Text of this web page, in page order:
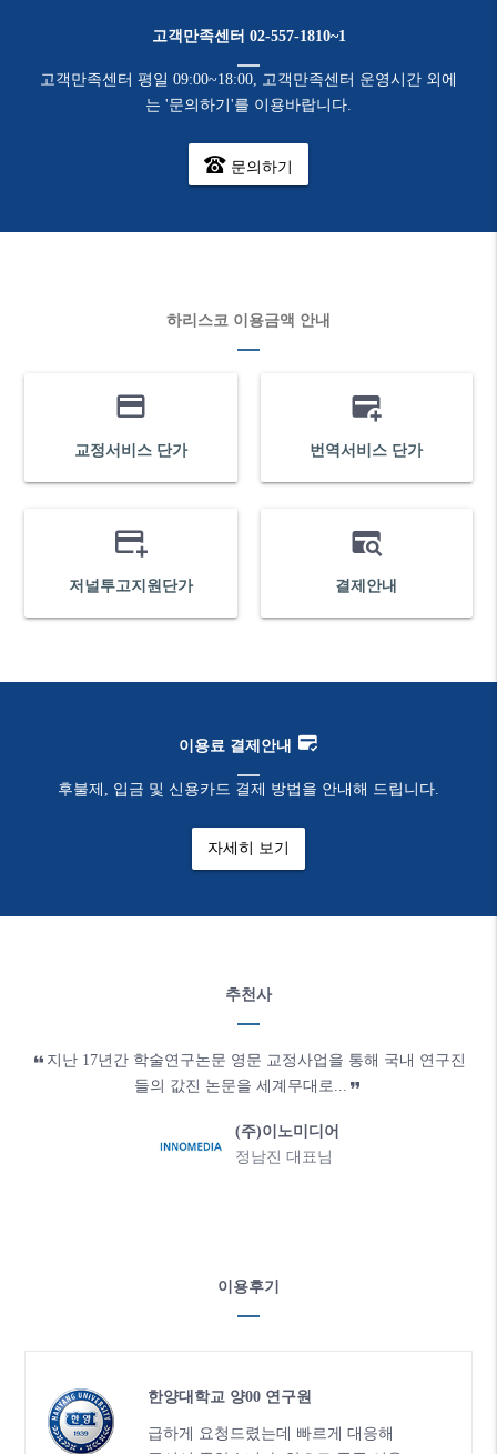
고객만족센터 02-557-1810~1
고객만족센터 평일 09:00~18:00, 고객만족센터 운영시간 외에
는 '문의하기'를 이용바랍니다.
문의하기
하리스코 이용금액 안내
교정서비스 단가 번역서비스 단가
저널투고지원단가 결제안내
이용료 결제안내
후불제, 입금 및 신용카드 결제 방법을 안내해 드립니다.
자세히 보기
추천사
한국외국어대학교
김태영 교수님
지난 17년간 학술연구논문 영문 교정사업을 통해 국내 연구진
들의 값진 논문을 세계무대로...
(주)이노미디어
정남진 대표님
고려대학교
안남일 교수님
이용후기
한서대학교 김 00 교수님
항상 친절하게 응답해 주셔서 감사합
한양대학교 양00 연구원
급하게 요청드렸는데 빠르게 대응해
성균관대학교 주00 교수님
꼼꼼하게 봐 주셔서 감사합니다. 다음
이화여대 박00 교수님
며칠전에 논문 게재 승인을 받았습니
순천향대학교 노00 교수님
훌륭하게 교정해 주셔서 진심으로 감
공주대학교 김00 교수님
논문 필자의 문체를 존중해 주시고, 꼼
서울대학교 박00 교수님
그동안 논문을 제출하면서 교정 의뢰
한국외국어대학교 김00 교수님
수준도 높고, 또 정성스런 교정 서비스
충북대학교 허00 교수님
친절하게 응대해 주시고, 또 사후관리
광운대학교 김00 교수님
논문내용을 정확히 이해하고 표현도
서울대학교 송00 교수님
교정자와 너무 잘맞고 다른교수님들
성균관대학교 이00 교수님
문법뿐아니라 문장 전체를 잘 고쳐주
이화여자대학교 정00 교수님
이번에 저희 논문을 에디팅 해주셨던
서강대학교 조00 교수님
만족합니다.9 out of 10점입니다.다음
한국과학기술연구원 한00 교수님
이번에도 지난 번에도 교정을 잘 해주
이화여자대학교 조00 교수님
아주 만족스럽습니다. 특히 개선을 위
성균관대학교 김00 교수님
교정에 도움을 받고 많이 배웠습니다
전북대학교 박00 교수님
공저자인 미국인 교수님 두 분께서 보
고려대학교 도00 교수님
빡빡한 일정에도, 꼼꼼하게 기일에 맞
경남과학기술대학교 배00 교수님
교정 잘해줘서 결과도 좋았고 앞으로
한국외국어대학교 하00 교수님
잘맞은 교정자와 만나 논문이 한층 업
중앙대학교 백00 교수님
교정해 주신 저희 논문에 대한 제 만족
이화여자대학교 김00 교수님
진행해주신 교정분에 대해서는 크게
고려대의과대학교 이00 교수님
교정은 전반적으로 좋았고 전체적인
성균관대학교 채00 교수님
전공에 맞게 배정되어 그런지 아주 만
전북대학교 장00 교수님
항상 정성껏 교정해 주셔서 감사합
경북대학교 김0은 교수님
지금까지 몇 차례 의뢰를 맡겼고 덕분
가톨릭대학교 배00 교수님
별 문제 없이 바로 논문이 accept되었
가톨릭대학교 정0섭 교수님
교정자 선생님께 꼭 고맙다고 전해주
강원대학교 정00 교수님
점수로 표현하자면 10점 만점에 9점
전북대학교 김0수 교수님
문법은 당연히 잘 해 주셨고 전반적인
고려대학교 우00 교수님
논문을 세세히 봐주시고 흔히 놓칠수
서울보라매병원 김0형 교수님
논문교정을 열심히 봐주신 흔적이 있
성균관대학교 김OO 교수님
전공어휘가 많이 들어가있는데도 정